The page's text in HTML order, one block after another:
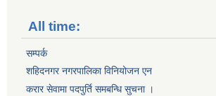
All time:
सम्पर्क
शहिदनगर नगरपालिका विनियोजन एन
करार सेवामा पदपुर्ति समबन्धि सुचना ।